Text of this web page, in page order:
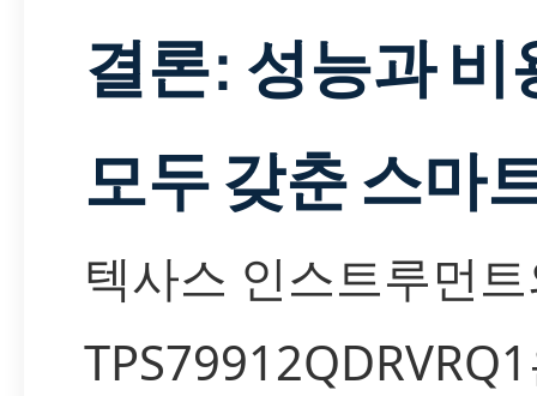
결론: 성능과 비
모두 갖춘 스마
텍사스 인스트루먼